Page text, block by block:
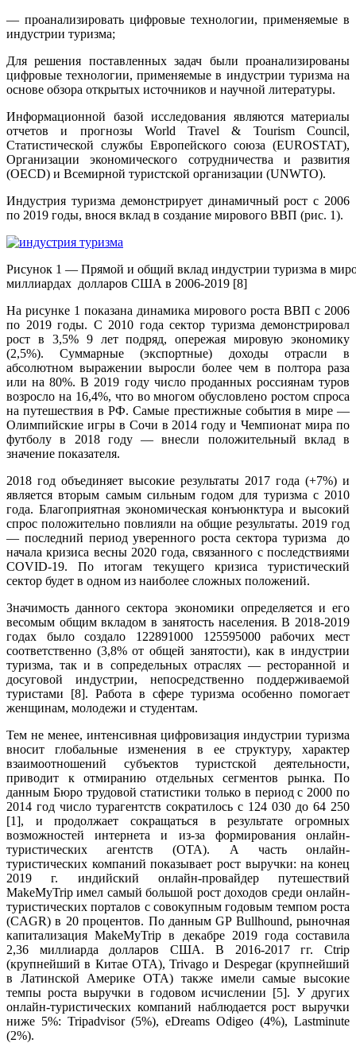
— проанализировать цифровые технологии, применяемые в
индустрии туризма;
Для решения поставленных задач были проанализированы
цифровые технологии, применяемые в индустрии туризма на
основе обзора открытых источников и научной литературы.
Информационной базой исследования являются материалы
отчетов и прогнозы World Travel & Tourism Council,
Статистической службы Европейского союза (EUROSTAT),
Организации экономического сотрудничества и развития
(OECD) и Всемирной туристской организации (UNWTO).
Индустрия туризма демонстрирует динамичный рост с 2006
по 2019 годы, внося вклад в создание мирового ВВП (рис. 1).
Рисунок 1 — Прямой и общий вклад индустрии туризма в
миллиардах долларов США в 2006-2019 [8]
На рисунке 1 показана динамика мирового роста ВВП с 2006
по 2019 годы. С 2010 года сектор туризма демонстрировал
рост в 3,5% 9 лет подряд, опережая мировую экономику
(2,5%). Суммарные (экспортные) доходы отрасли в
абсолютном выражении выросли более чем в полтора раза
или на 80%. В 2019 году число проданных россиянам туров
возросло на 16,4%, что во многом обусловлено ростом спроса
на путешествия в РФ. Самые престижные события в мире —
Олимпийские игры в Сочи в 2014 году и Чемпионат мира по
футболу в 2018 году — внесли положительный вклад в
значение показателя.
2018 год объединяет высокие результаты 2017 года (+7%) и
является вторым самым сильным годом для туризма с 2010
года. Благоприятная экономическая конъюнктура и высокий
спрос положительно повлияли на общие результаты. 2019 год
— последний период уверенного роста сектора туризма до
начала кризиса весны 2020 года, связанного с последствиями
COVID-19. По итогам текущего кризиса туристический
сектор будет в одном из наиболее сложных положений.
Значимость данного сектора экономики определяется и его
весомым общим вкладом в занятость населения. В 2018-2019
годах было создало 122891000 125595000 рабочих мест
соответственно (3,8% от общей занятости), как в индустрии
туризма, так и в сопредельных отраслях — ресторанной и
досуговой индустрии, непосредственно поддерживаемой
туристами [8]. Работа в сфере туризма особенно помогает
женщинам, молодежи и студентам.
Тем не менее, интенсивная цифровизация индустрии туризма
вносит глобальные изменения в ее структуру, характер
взаимоотношений субъектов туристской деятельности,
приводит к отмиранию отдельных сегментов рынка. По
данным Бюро трудовой статистики только в период с 2000 по
2014 год число турагентств сократилось с 124 030 до 64 250
[1], и продолжает сокращаться в результате огромных
возможностей интернета и из-за формирования онлайн-
туристических агентств (ОТА). А часть онлайн-
туристических компаний показывает рост выручки: на конец
2019 г. индийский онлайн-провайдер путешествий
MakeMyTrip имел самый большой рост доходов среди онлайн-
туристических порталов с совокупным годовым темпом роста
(CAGR) в 20 процентов. По данным GP Bullhound, рыночная
капитализация MakeMyTrip в декабре 2019 года составила
2,36 миллиарда долларов США. В 2016-2017 гг. Ctrip
(крупнейший в Китае ОТА), Trivago и Despegar (крупнейший
в Латинской Америке ОТА) также имели самые высокие
темпы роста выручки в годовом исчислении [5]. У других
онлайн-туристических компаний наблюдается рост выручки
ниже 5%: Tripadvisor (5%), eDreams Odigeo (4%), Lastminute
(2%).